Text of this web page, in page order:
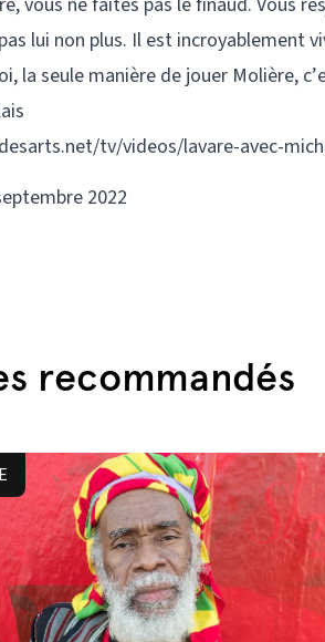
lui non plus. Il est incroyablement
la seule manière de jouer Molière,
tv/videos/lavare-avec-
2022
recommandés